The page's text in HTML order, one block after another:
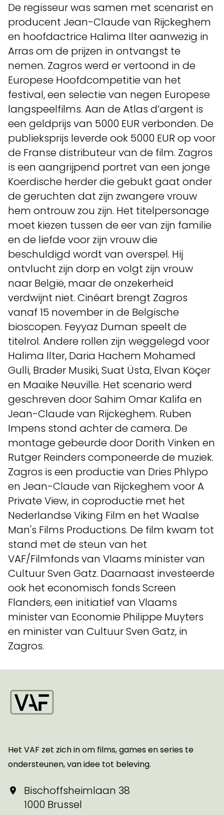
De regisseur was samen met scenarist en
producent Jean-Claude van Rijckeghem
en hoofdactrice Halima Ilter aanwezig in
Arras om de prijzen in ontvangst te
nemen. Zagros werd er vertoond in de
Europese Hoofdcompetitie van het
festival, een selectie van negen Europese
langspeelfilms. Aan de Atlas d’argent is
een geldprijs van 5000 EUR verbonden. De
publieksprijs leverde ook 5000 EUR op voor
de Franse distributeur van de film. Zagros
is een aangrijpend portret van een jonge
Koerdische herder die gebukt gaat onder
de geruchten dat zijn zwangere vrouw
hem ontrouw zou zijn. Het titelpersonage
moet kiezen tussen de eer van zijn familie
en de liefde voor zijn vrouw die
beschuldigd wordt van overspel. Hij
ontvlucht zijn dorp en volgt zijn vrouw
naar België, maar de onzekerheid
verdwijnt niet. Cinéart brengt Zagros
vanaf 15 november in de Belgische
bioscopen. Feyyaz Duman speelt de
titelrol. Andere rollen zijn weggelegd voor
Halima Ilter, Daria Hachem Mohamed
Gulli, Brader Musiki, Suat Üsta, Elvan Köçer
en Maaike Neuville. Het scenario werd
geschreven door Sahim Omar Kalifa en
Jean-Claude van Rijckeghem. Ruben
Impens stond achter de camera. De
montage gebeurde door Dorith Vinken en
Rutger Reinders componeerde de muziek.
Zagros is een productie van Dries Phlypo
en Jean-Claude van Rijckeghem voor A
Private View, in coproductie met het
Nederlandse Viking Film en het Waalse
Man's Films Productions. De film kwam tot
stand met de steun van het
VAF/Filmfonds van Vlaams minister van
Cultuur Sven Gatz. Daarnaast investeerde
ook het economisch fonds Screen
Flanders, een initiatief van Vlaams
minister van Economie Philippe Muyters
en minister van Cultuur Sven Gatz, in
Zagros.
Het VAF zet zich in om films, games en series te
ondersteunen, van idee tot beleving.
Bischoffsheimlaan 38
1000 Brussel